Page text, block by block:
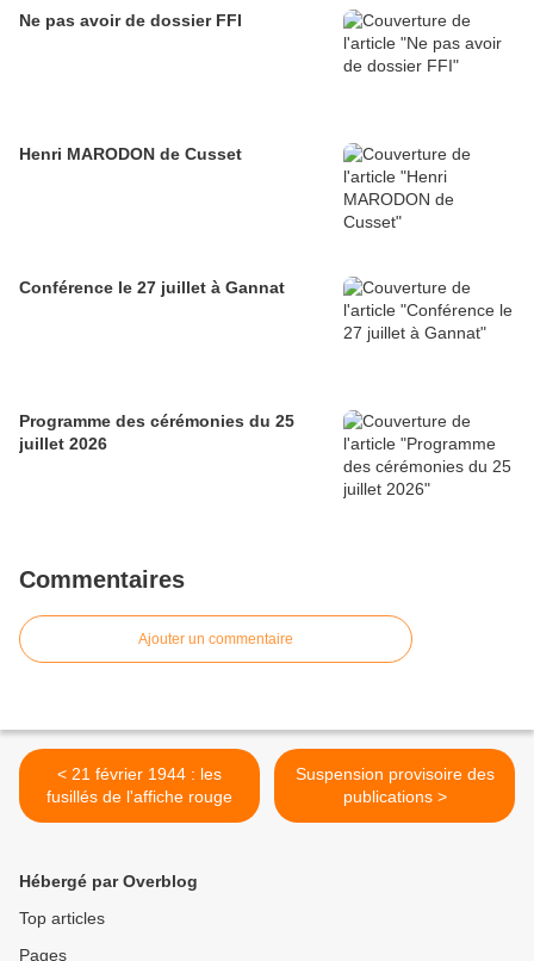
Ne pas avoir de dossier FFI
Henri MARODON de Cusset
Conférence le 27 juillet à Gannat
Programme des cérémonies du 25
juillet 2026
Commentaires
Ajouter un commentaire
< 21 février 1944 : les
fusillés de l'affiche rouge
Suspension provisoire des
publications >
Hébergé par Overblog
Top articles
Pages